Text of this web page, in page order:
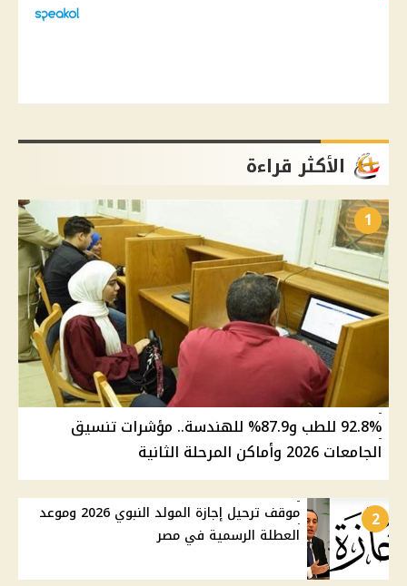
الأكثر قراءة
1
92.8% للطب و87.9% للهندسة.. مؤشرات تنسيق
الجامعات 2026 وأماكن المرحلة الثانية
2
موقف ترحيل إجازة المولد النبوي 2026 وموعد
العطلة الرسمية في مصر